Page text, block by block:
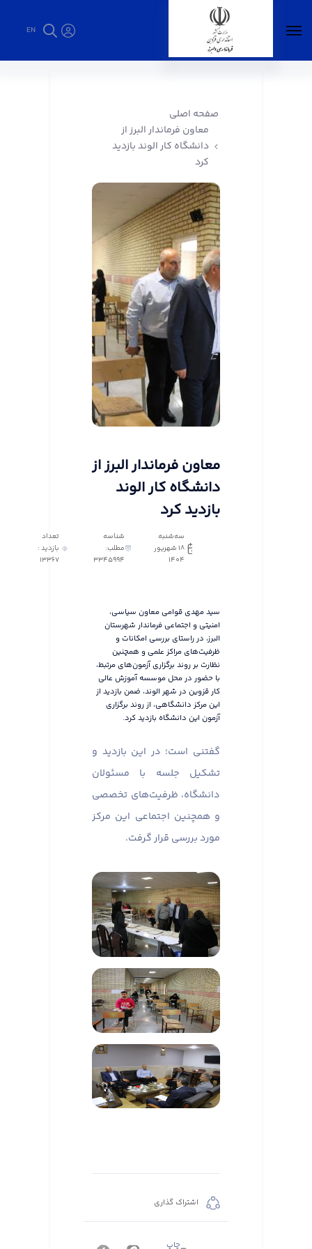
EN
صفحه اصلی
معاون فرماندار البرز از
دانشگاه کار الوند بازدید
کرد
معاون فرماندار البرز از
دانشگاه کار الوند
بازدید کرد
سه‌شنبه
18 شهریور
1404
شناسه
مطلب:
3345994
تعداد
بازدید :
13367
سید مهدی قوامی معاون سیاسی،
امنیتی و اجتماعی فرماندار شهرستان
البرز، در راستای بررسی امکانات و
ظرفیت‌های مراکز علمی و همچنین
نظارت بر روند برگزاری آزمون‌های مرتبط،
با حضور در محل موسسه آموزش عالی
کار قزوین در شهر الوند، ضمن بازدید از
این مرکز دانشگاهی، از روند برگزاری
آزمون این دانشگاه بازدید کرد.
گفتنی است؛ در این بازدید و
تشکیل جلسه با مسئولان
دانشگاه، ظرفیت‌های تخصصی
و همچنین اجتماعی این مرکز
مورد بررسی قرار گرفت.
اشتراک گذاری
چاپ